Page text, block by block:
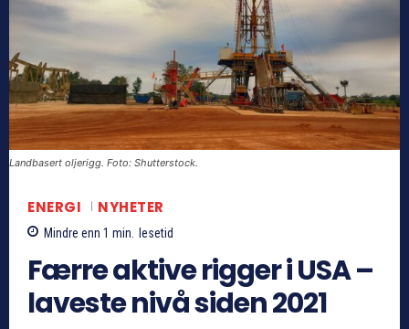
Landbasert oljerigg. Foto: Shutterstock.
ENERGI NYHETER
Mindre enn 1 min. lesetid
Færre aktive rigger i USA –
laveste nivå siden 2021